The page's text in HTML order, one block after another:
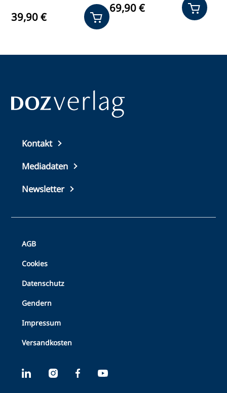
39,90 €
69,90 €
Top
footer
Kontakt
Mediadaten
Newsletter
Bottom
Footer
AGB
Cookies
Datenschutz
Gendern
Impressum
Versandkosten